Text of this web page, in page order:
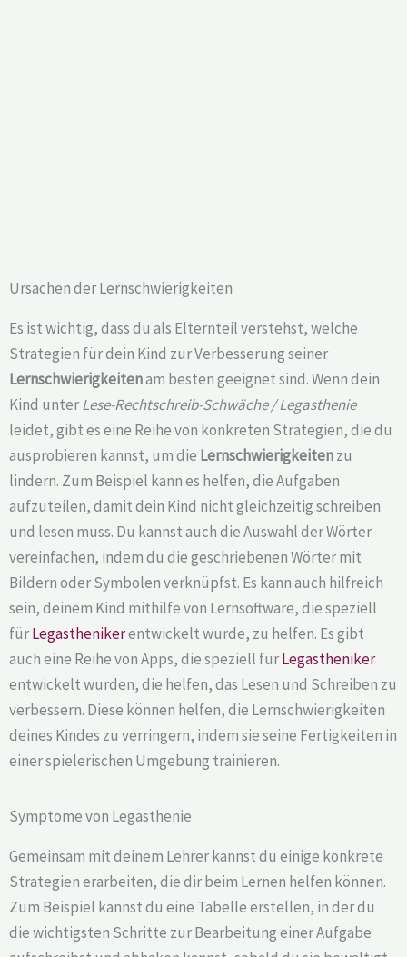
Ursachen der Lernschwierigkeiten
Es ist wichtig, dass du als Elternteil verstehst, welche
Strategien für dein Kind zur Verbesserung seiner
Lernschwierigkeitenam besten geeignet sind. Wenn dein
Kind unterLese-Rechtschreib-Schwäche / Legasthenie
leidet, gibt es eine Reihe von konkreten Strategien, die du
ausprobieren kannst, um die Lernschwierigkeitenzu
lindern. Zum Beispiel kann es helfen, die Aufgaben
aufzuteilen, damit dein Kind nicht gleichzeitig schreiben
und lesen muss. Du kannst auch die Auswahl der Wörter
vereinfachen, indem du die geschriebenen Wörter mit
Bildern oder Symbolen verknüpfst. Es kann auch hilfreich
sein, deinem Kind mithilfe von Lernsoftware, die speziell
fürLegasthenikerentwickelt wurde, zu helfen. Es gibt
auch eine Reihe von Apps, die speziell fürLegastheniker
entwickelt wurden, die helfen, das Lesen und Schreiben zu
verbessern. Diese können helfen, die Lernschwierigkeiten
deines Kindes zu verringern, indem sie seine Fertigkeiten in
einer spielerischen Umgebung trainieren.
Symptome von Legasthenie
Gemeinsam mit deinem Lehrer kannst du einige konkrete
Strategien erarbeiten, die dir beim Lernen helfen können.
Zum Beispiel kannst du eine Tabelle erstellen, in der du
die wichtigsten Schritte zur Bearbeitung einer Aufgabe